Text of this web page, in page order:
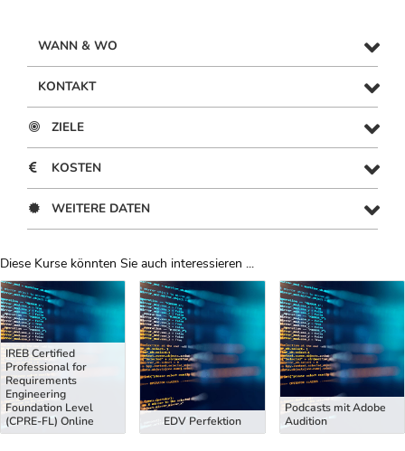
WANN & WO
KONTAKT
ZIELE
KOSTEN
WEITERE DATEN
Diese Kurse könnten Sie auch interessieren ...
Uber Weiterbildungsvorschläge
IREB Certified
Professional for
Requirements
Engineering
Foundation Level
(CPRE-FL) Online
EDV Perfektion
Podcasts mit Adobe
Audition